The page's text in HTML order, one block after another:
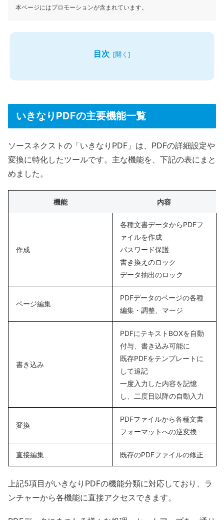
本ページにはプロモーションが含まれています。
目次
いきなりPDFの主要機能一覧
ソースネクストの「いきなりPDF」は、PDFの詳細設定や
変換に特化したツールです。主な機能を、下記の表にまと
めました。
機能 内容
作成
各種文書データからPDFフ
ァイルを作成
パスワード保護
書き換えのロック
データ抽出のロック
ページ編集
PDFデータのページの各種
編集・調整、マージ
書き込み
PDFにテキストBOXを自動
付与、書き込み可能に
既存PDFをテンプレートに
して追記
一度入力した内容を記憶
し、二度目以降の自動入力
変換
PDFファイルから各種文書
フォーマットへの逆変換
直接編集 既存のPDFファイルの修正
上記5項目がいきなりPDFの機能分類に対応しており、ラ
ンチャーから各機能に直接アクセスできます。